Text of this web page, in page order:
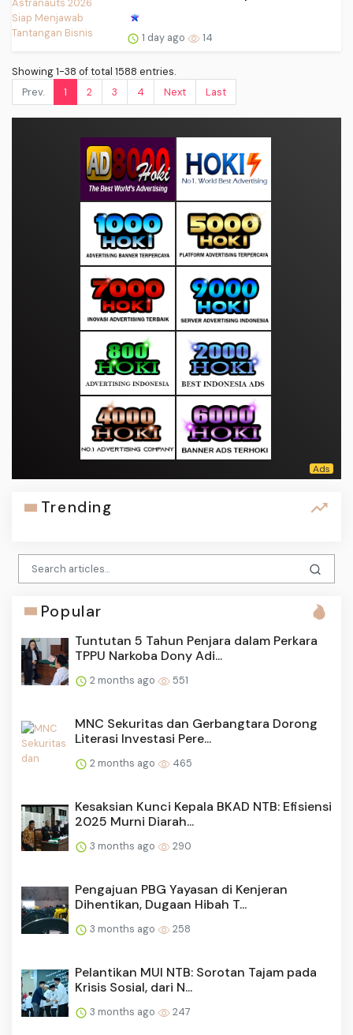
1 day ago 14
Showing 1-38 of total 1588 entries.
Prev.
1 2 3 4 Next Last
Trending
Popular
Tuntutan 5 Tahun Penjara dalam Perkara
TPPU Narkoba Dony Adi...
2 months ago 551
MNC Sekuritas dan Gerbangtara Dorong
Literasi Investasi Pere...
2 months ago 465
Kesaksian Kunci Kepala BKAD NTB: Efisiensi
2025 Murni Diarah...
3 months ago 290
Pengajuan PBG Yayasan di Kenjeran
Dihentikan, Dugaan Hibah T...
3 months ago 258
Pelantikan MUI NTB: Sorotan Tajam pada
Krisis Sosial, dari N...
3 months ago 247